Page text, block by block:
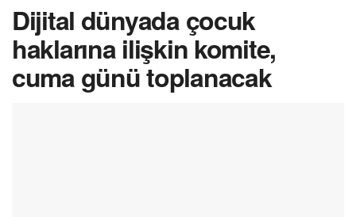
Dijital dünyada çocuk
haklarına ilişkin komite,
cuma günü toplanacak